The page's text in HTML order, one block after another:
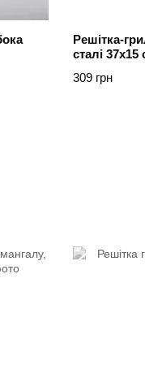
Решітка-
сталі
309 грн